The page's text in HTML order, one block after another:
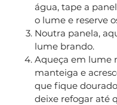
água, tape a
o lume e reserve
Noutra panela,
lume brando.
Aqueça em lume
manteiga e
que fique
deixe refogar até